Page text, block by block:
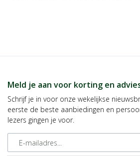
Meld je aan voor korting en
Schrijf je in voor onze wekelijkse
eerste de beste aanbiedingen en
lezers gingen je voor.
E-mailadres